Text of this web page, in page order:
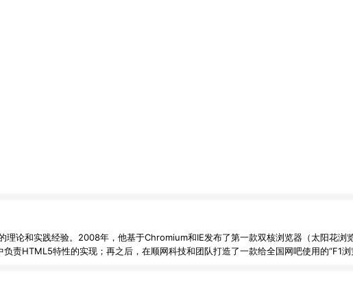
论和实践经验。2008年，他基于Chromium和IE发布了第一款双核浏览器（太阳花浏